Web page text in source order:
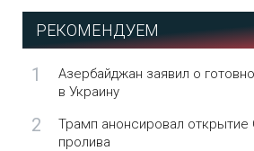
РЕКОМЕНДУЕМ
1
Азербайджан заявил о
в Украину
2
Трамп анонсировал открытие
пролива